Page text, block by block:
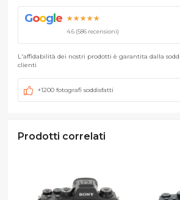
Goog e ★★★★★
4.6 (586 recensioni)
L'affidabilità dei nostri prodotti è garantita dalla
clienti
+1200 fotografi soddisfatti
Prodotti correlati